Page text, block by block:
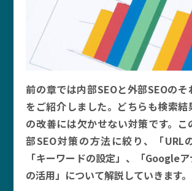
前の章では内部SEOと外部SEOの
をご紹介しました。どちらも検索結
の改善には欠かせない対策です。こ
部SEO対策の方法に絞り、「URL
「キーワードの設定」、「Google
の活用」について解説していきます。